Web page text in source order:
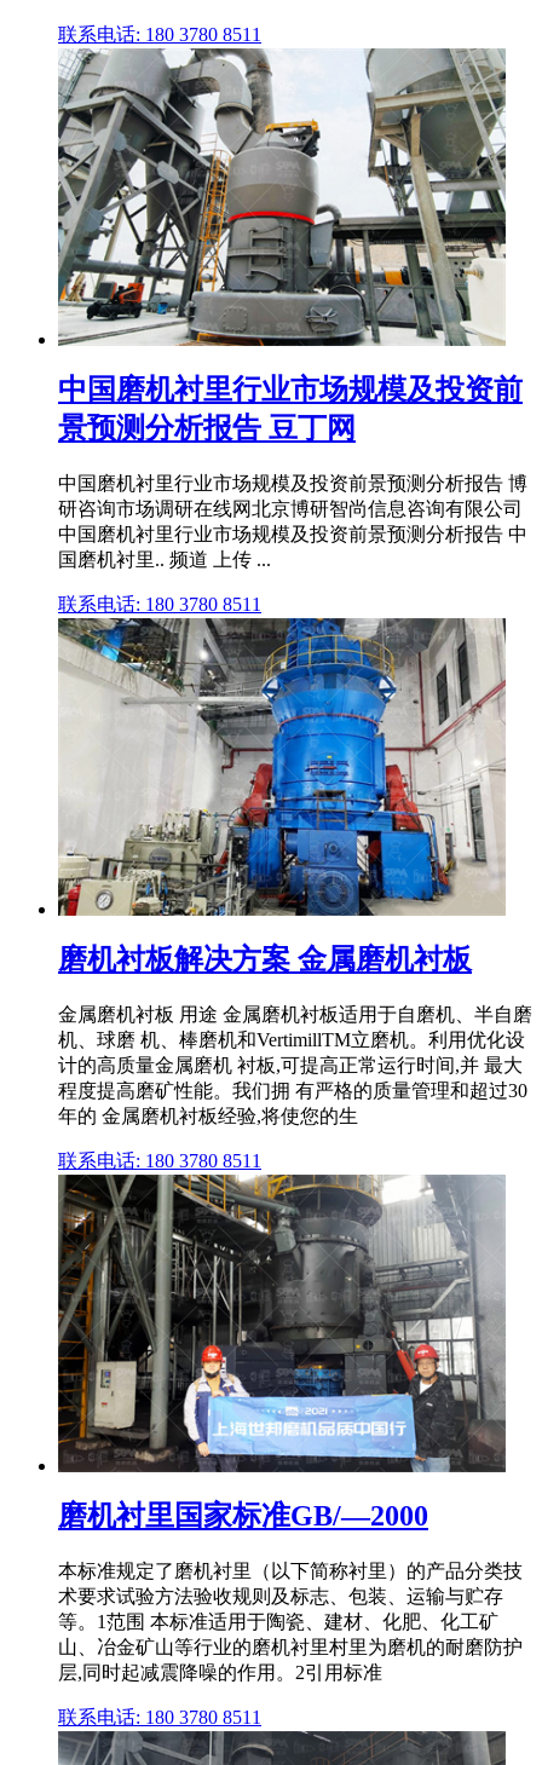
联系电话: 180 3780 8511
中国磨机衬里行业市场规模及投资前
景预测分析报告 豆丁网
中国磨机衬里行业市场规模及投资前景预测分析报告 博
研咨询市场调研在线网北京博研智尚信息咨询有限公司
中国磨机衬里行业市场规模及投资前景预测分析报告 中
国磨机衬里.. 频道 上传 ...
联系电话: 180 3780 8511
磨机衬板解决方案 金属磨机衬板
金属磨机衬板 用途 金属磨机衬板适用于自磨机、半自磨
机、球磨 机、棒磨机和VertimillTM立磨机。利用优化设
计的高质量金属磨机 衬板,可提高正常运行时间,并 最大
程度提高磨矿性能。我们拥 有严格的质量管理和超过30
年的 金属磨机衬板经验,将使您的生
联系电话: 180 3780 8511
磨机衬里国家标准GB/—2000
本标准规定了磨机衬里（以下简称衬里）的产品分类技
术要求试验方法验收规则及标志、包装、运输与贮存
等。1范围 本标准适用于陶瓷、建材、化肥、化工矿
山、冶金矿山等行业的磨机衬里村里为磨机的耐磨防护
层,同时起减震降噪的作用。2引用标准
联系电话: 180 3780 8511